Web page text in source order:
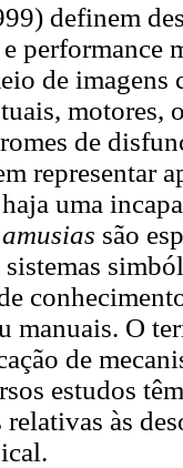
definem
performance
de imagens
motores,
de
representar
uma
amusias são
manuais. O
de
estudos
às